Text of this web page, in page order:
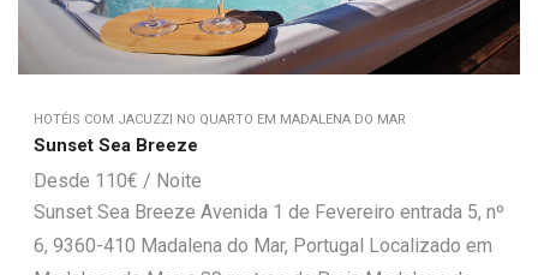
HOTÉIS COM JACUZZI NO QUARTO EM MADALENA DO MAR
Sunset Sea Breeze
110€
Sunset Sea Breeze Avenida 1 de Fevereiro entrada 5, nº
6, 9360-410 Madalena do Mar, Portugal Localizado em